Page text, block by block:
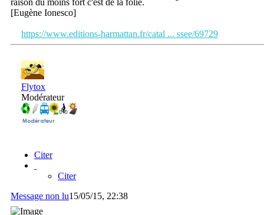
[Eugène Ionesco]
https://www.editions-harmattan.fr/catal ... ssee/69729
Flytox
Modérateur
Citer
Citer
Message non lu15/05/15, 22:38